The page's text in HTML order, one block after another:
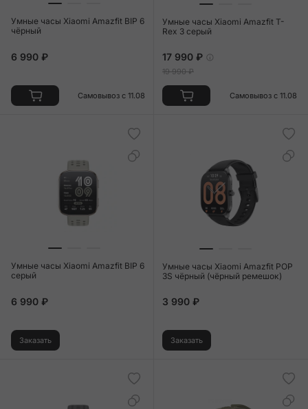
Умные часы Xiaomi Amazfit BIP 6
чёрный
6 990 ₽
Самовывоз с 11.08
Умные часы Xiaomi Amazfit T-
Rex 3 серый
17 990 ₽
19 990 ₽
Самовывоз с 11.08
Умные часы Xiaomi Amazfit BIP 6
серый
6 990 ₽
Заказать
Умные часы Xiaomi Amazfit POP
3S чёрный (чёрный ремешок)
3 990 ₽
Заказать